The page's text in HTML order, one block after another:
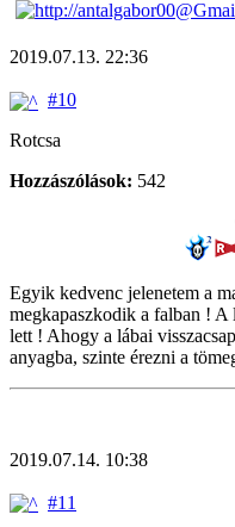
2019.07.13. 22:36
#10
Rotcsa
Hozzászólások: 542
Egyik kedvenc jelenetem a
megkapaszkodik a falban ! A
lett ! Ahogy a lábai
anyagba, szinte érezni a
2019.07.14. 10:38
#11